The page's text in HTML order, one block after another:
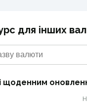
для інших
щоденним